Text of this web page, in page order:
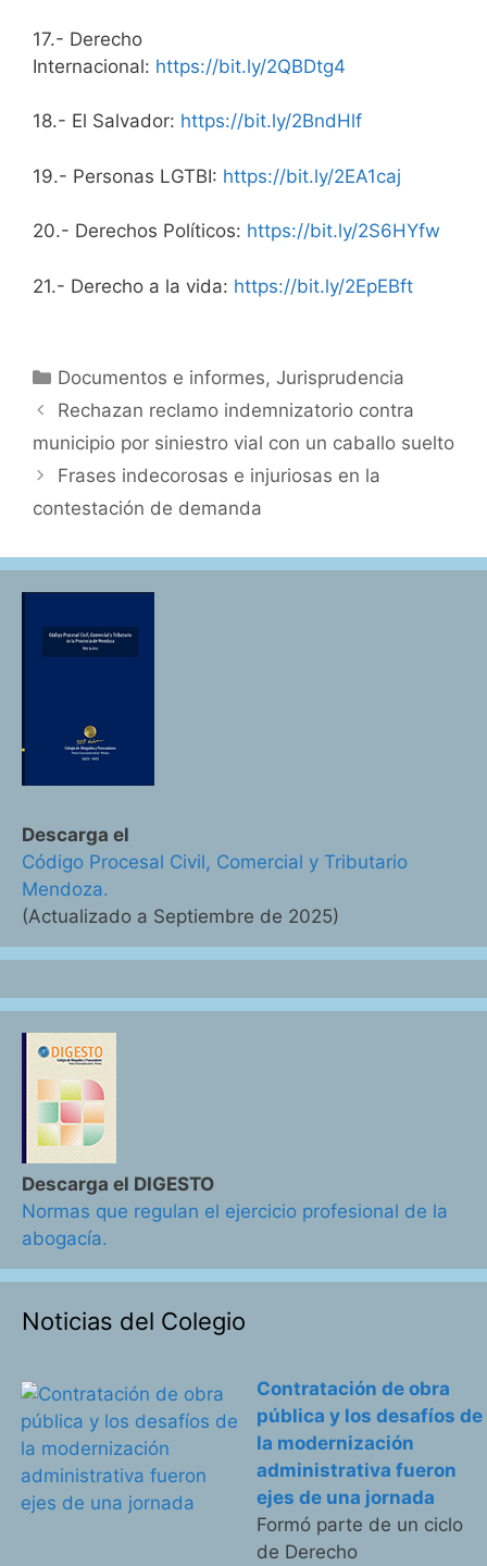
17.- Derecho
Internacional: https://bit.ly/2QBDtg4
18.- El Salvador: https://bit.ly/2BndHlf
19.- Personas LGTBI: https://bit.ly/2EA1caj
20.- Derechos Políticos: https://bit.ly/2S6HYfw
21.- Derecho a la vida: https://bit.ly/2EpEBft
Categorías
Documentos e informes,Jurisprudencia
Rechazan reclamo indemnizatorio contra
municipio por siniestro vial con un caballo suelto
Frases indecorosas e injuriosas en la
contestación de demanda
Descarga el
Código Procesal Civil, Comercial y Tributario
Mendoza.
(Actualizado a Septiembre de 2025)
Descarga el DIGESTO
Normas que regulan el ejercicio profesional de la
abogacía.
Noticias del Colegio
Contratación de obra
pública y los desafíos de
la modernización
administrativa fueron
ejes de una jornada
Formó parte de un ciclo
de Derecho